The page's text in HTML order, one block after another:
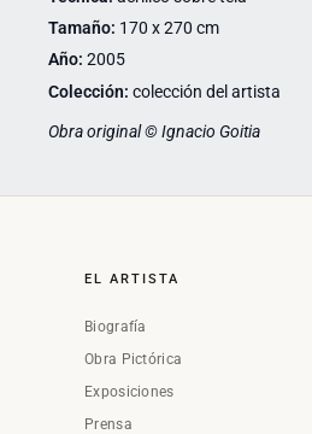
Tamaño: 170 x 270 cm
Año: 2005
Colección: colección del artista
Obra original © Ignacio Goitia
EL ARTISTA
Biografía
Obra Pictórica
Exposiciones
Prensa